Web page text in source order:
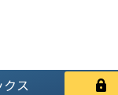
ス